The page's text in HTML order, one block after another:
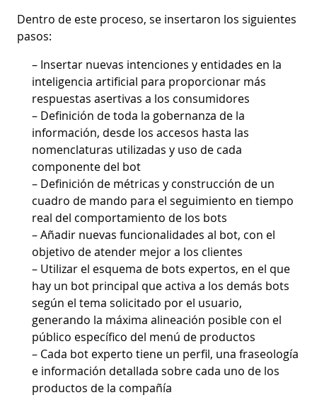
Dentro de este proceso, se insertaron los siguientes
pasos:
– Insertar nuevas intenciones y entidades en la
inteligencia artificial para proporcionar más
respuestas asertivas a los consumidores
– Definición de toda la gobernanza de la
información, desde los accesos hasta las
nomenclaturas utilizadas y uso de cada
componente del bot
– Definición de métricas y construcción de un
cuadro de mando para el seguimiento en tiempo
real del comportamiento de los bots
– Añadir nuevas funcionalidades al bot, con el
objetivo de atender mejor a los clientes
– Utilizar el esquema de bots expertos, en el que
hay un bot principal que activa a los demás bots
según el tema solicitado por el usuario,
generando la máxima alineación posible con el
público específico del menú de productos
– Cada bot experto tiene un perfil, una fraseología
e información detallada sobre cada uno de los
productos de la compañía